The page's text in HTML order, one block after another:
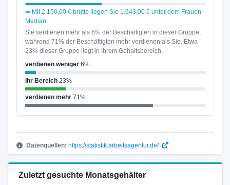
➡ Mit 2.150,00 € brutto liegen Sie 1.643,00 € unter dem Frauen-
Median.
Sie verdienen mehr als 6% der Beschäftigten in dieser Gruppe,
während 71% der Beschäftigten mehr verdienen als Sie. Etwa
23% dieser Gruppe liegt in Ihrem Gehaltsbereich.
verdienen weniger6%
Ihr Bereich23%
verdienen mehr71%
Datenquellen: https://statistik.arbeitsagentur.de/
Zuletzt gesuchte Monatsgehälter